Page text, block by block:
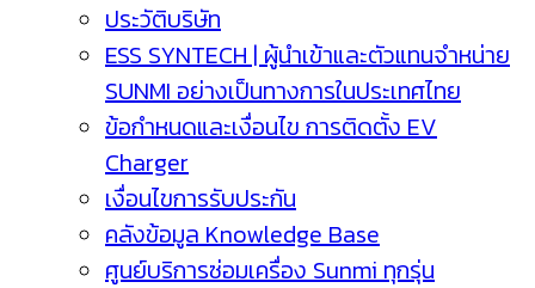
ประวัติบริษัท
ESS SYNTECH | ผู้นำเข้าและตัวแทนจำหน่าย
SUNMI อย่างเป็นทางการในประเทศไทย
ข้อกำหนดและเงื่อนไข การติดตั้ง EV
Charger
เงื่อนไขการรับประกัน
คลังข้อมูล Knowledge Base
ศูนย์บริการซ่อมเครื่อง Sunmi ทุกรุ่น